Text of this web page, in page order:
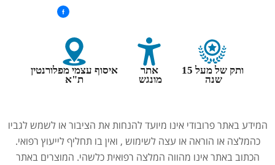
ותק של מעל 15
שנה
אתר
מונגש
איסוף עצמי מפלורנטין
ת"א
המידע באתר פרובודי אינו מיועד להנחות את הציבור או לשמש לגביו
כהמלצה או הוראה או עצה לשימוש , ואין בו תחליף לייעוץ רפואי.
הכתוב באתר אינו מהווה המלצה רפואית כלשהי. המוצרים באתר